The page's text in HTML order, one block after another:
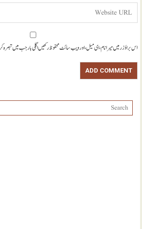
اس براؤزر میں میرا نام، ای میل، اور ویب سائٹ محفوظ رکھیں اگلی بار جب میں